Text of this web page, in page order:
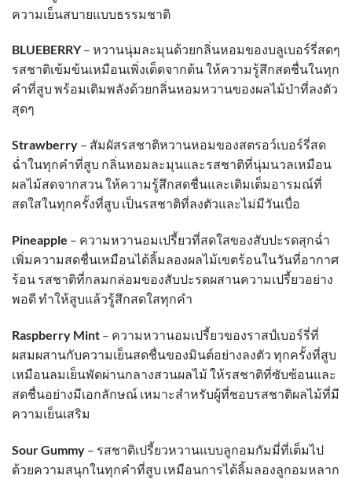
ความเย็นสบายแบบธรรมชาติ
BLUEBERRY– หวานนุ่มละมุนด้วยกลิ่นหอมของบลูเบอร์รี่สดๆ
รสชาติเข้มข้นเหมือนเพิ่งเด็ดจากต้น ให้ความรู้สึกสดชื่นในทุก
คำที่สูบ พร้อมเติมพลังด้วยกลิ่นหอมหวานของผลไม้ป่าที่ลงตัว
สุดๆ
Strawberry – สัมผัสรสชาติหวานหอมของสตรอว์เบอร์รี่สด
ฉ่ำในทุกคำที่สูบ กลิ่นหอมละมุนและรสชาติที่นุ่มนวลเหมือน
ผลไม้สดจากสวน ให้ความรู้สึกสดชื่นและเติมเต็มอารมณ์ที่
สดใสในทุกครั้งที่สูบ เป็นรสชาติที่ลงตัวและไม่มีวันเบื่อ
Pineapple – ความหวานอมเปรี้ยวที่สดใสของสับปะรดสุกฉ่ำ
เพิ่มความสดชื่นเหมือนได้ลิ้มลองผลไม้เขตร้อนในวันที่อากาศ
ร้อน รสชาติที่กลมกล่อมของสับปะรดผสานความเปรี้ยวอย่าง
พอดี ทำให้สูบแล้วรู้สึกสดใสทุกคำ
Raspberry Mint – ความหวานอมเปรี้ยวของราสป์เบอร์รี่ที่
ผสมผสานกับความเย็นสดชื่นของมินต์อย่างลงตัว ทุกครั้งที่สูบ
เหมือนลมเย็นพัดผ่านกลางสวนผลไม้ ให้รสชาติที่ซับซ้อนและ
สดชื่นอย่างมีเอกลักษณ์ เหมาะสำหรับผู้ที่ชอบรสชาติผลไม้ที่มี
ความเย็นเสริม
Sour Gummy – รสชาติเปรี้ยวหวานแบบลูกอมกัมมี่ที่เต็มไป
ด้วยความสนุกในทุกคำที่สูบ เหมือนการได้ลิ้มลองลูกอมหลาก